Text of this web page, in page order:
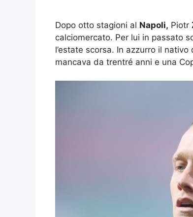
Dopo otto stagioni al Napoli, Piotr
calciomercato. Per lui in passato
l’estate scorsa. In azzurro il
mancava da trentré anni e una